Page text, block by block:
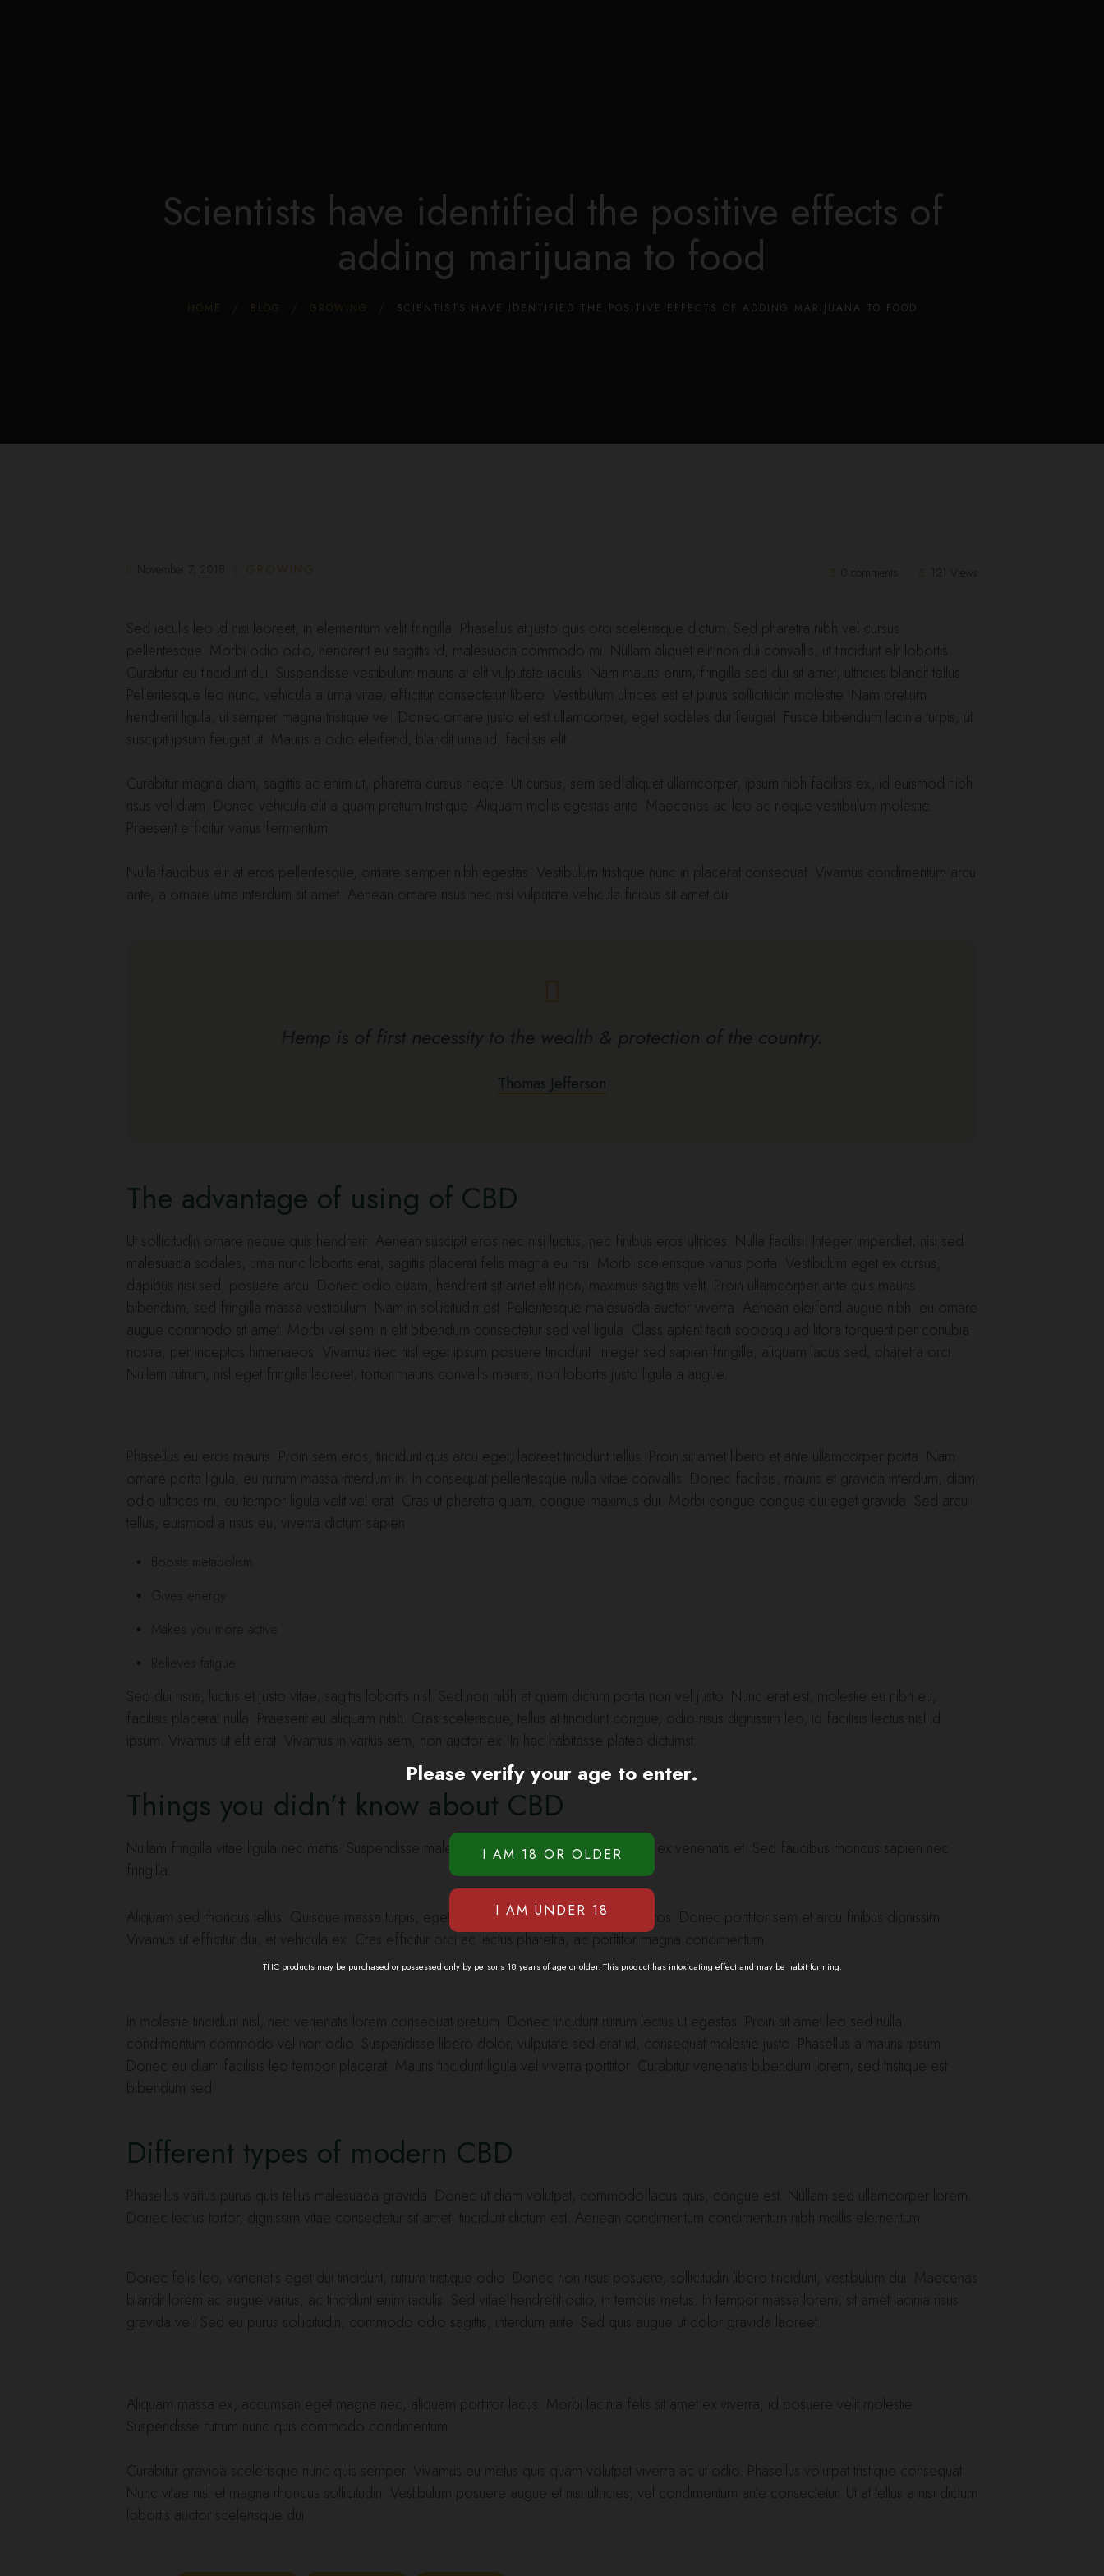
Scientists have identified the positive effects of
adding marijuana to food
HOME BLOG GROWING SCIENTISTS HAVE IDENTIFIED THE POSITIVE EFFECTS OF ADDING MARIJUANA TO FOOD
November 7, 2018 GROWING 0 comments 121 Views
Sed iaculis leo id nisi laoreet, in elementum velit fringilla. Phasellus at justo quis orci scelerisque dictum. Sed pharetra nibh vel cursus
pellentesque. Morbi odio odio, hendrerit eu sagittis id, malesuada commodo mi. Nullam aliquet elit non dui convallis, ut tincidunt elit lobortis.
Curabitur eu tincidunt dui. Suspendisse vestibulum mauris at elit vulputate iaculis. Nam mauris enim, fringilla sed dui sit amet, ultricies blandit tellus.
Pellentesque leo nunc, vehicula a urna vitae, efficitur consectetur libero. Vestibulum ultrices est et purus sollicitudin molestie. Nam pretium
hendrerit ligula, ut semper magna tristique vel. Donec ornare justo et est ullamcorper, eget sodales dui feugiat. Fusce bibendum lacinia turpis, ut
suscipit ipsum feugiat ut. Mauris a odio eleifend, blandit urna id, facilisis elit.
Curabitur magna diam, sagittis ac enim ut, pharetra cursus neque. Ut cursus, sem sed aliquet ullamcorper, ipsum nibh facilisis ex, id euismod nibh
risus vel diam. Donec vehicula elit a quam pretium tristique. Aliquam mollis egestas ante. Maecenas ac leo ac neque vestibulum molestie.
Praesent efficitur varius fermentum.
Nulla faucibus elit at eros pellentesque, ornare semper nibh egestas. Vestibulum tristique nunc in placerat consequat. Vivamus condimentum arcu
ante, a ornare urna interdum sit amet. Aenean ornare risus nec nisi vulputate vehicula finibus sit amet dui.
Thomas Jefferson
The advantage of using of CBD
Ut sollicitudin ornare neque quis hendrerit. Aenean suscipit eros nec nisi luctus, nec finibus eros ultrices. Nulla facilisi. Integer imperdiet, nisi sed
malesuada sodales, urna nunc lobortis erat, sagittis placerat felis magna eu nisi. Morbi scelerisque varius porta. Vestibulum eget ex cursus,
dapibus nisi sed, posuere arcu. Donec odio quam, hendrerit sit amet elit non, maximus sagittis velit. Proin ullamcorper ante quis mauris
bibendum, sed fringilla massa vestibulum. Nam in sollicitudin est. Pellentesque malesuada auctor viverra. Aenean eleifend augue nibh, eu ornare
augue commodo sit amet. Morbi vel sem in elit bibendum consectetur sed vel ligula. Class aptent taciti sociosqu ad litora torquent per conubia
nostra, per inceptos himenaeos. Vivamus nec nisl eget ipsum posuere tincidunt. Integer sed sapien fringilla, aliquam lacus sed, pharetra orci.
Nullam rutrum, nisl eget fringilla laoreet, tortor mauris convallis mauris, non lobortis justo ligula a augue.
Phasellus eu eros mauris. Proin sem eros, tincidunt quis arcu eget, laoreet tincidunt tellus. Proin sit amet libero et ante ullamcorper porta. Nam
ornare porta ligula, eu rutrum massa interdum in. In consequat pellentesque nulla vitae convallis. Donec facilisis, mauris et gravida interdum, diam
odio ultrices mi, eu tempor ligula velit vel erat. Cras ut pharetra quam, congue maximus dui. Morbi congue congue dui eget gravida. Sed arcu
tellus, euismod a risus eu, viverra dictum sapien.
Boosts metabolism
Gives energy
Makes you more active
Relieves fatigue
Sed dui risus, luctus et justo vitae, sagittis lobortis nisl. Sed non nibh at quam dictum porta non vel justo. Nunc erat est, molestie eu nibh eu,
facilisis placerat nulla. Praesent eu aliquam nibh. Cras scelerisque, tellus at tincidunt congue, odio risus dignissim leo, id facilisis lectus nisl id
ipsum. Vivamus ut elit erat. Vivamus in varius sem, non auctor ex. In hac habitasse platea dictumst.
Things you didn’t know about CBD
Nullam fringilla vitae ligula nec mattis. Suspendisse malesuada porttitor erat, vitae hendrerit ex venenatis et. Sed faucibus rhoncus sapien nec
fringilla.
Aliquam sed rhoncus tellus. Quisque massa turpis, egestas eget luctus vitae, ultrices nec eros. Donec porttitor sem et arcu finibus dignissim.
Vivamus ut efficitur dui, et vehicula ex. Cras efficitur orci ac lectus pharetra, ac porttitor magna condimentum.
In molestie tincidunt nisl, nec venenatis lorem consequat pretium. Donec tincidunt rutrum lectus ut egestas. Proin sit amet leo sed nulla
condimentum commodo vel non odio. Suspendisse libero dolor, vulputate sed erat id, consequat molestie justo. Phasellus a mauris ipsum.
Donec eu diam facilisis leo tempor placerat. Mauris tincidunt ligula vel viverra porttitor. Curabitur venenatis bibendum lorem, sed tristique est
bibendum sed.
Different types of modern CBD
Phasellus varius purus quis tellus malesuada gravida. Donec ut diam volutpat, commodo lacus quis, congue est. Nullam sed ullamcorper lorem.
Donec lectus tortor, dignissim vitae consectetur sit amet, tincidunt dictum est. Aenean condimentum condimentum nibh mollis elementum.
Donec felis leo, venenatis eget dui tincidunt, rutrum tristique odio. Donec non risus posuere, sollicitudin libero tincidunt, vestibulum dui. Maecenas
blandit lorem ac augue varius, ac tincidunt enim iaculis. Sed vitae hendrerit odio, in tempus metus. In tempor massa lorem, sit amet lacinia risus
gravida vel. Sed eu purus sollicitudin, commodo odio sagittis, interdum ante. Sed quis augue ut dolor gravida laoreet.
Aliquam massa ex, accumsan eget magna nec, aliquam porttitor lacus. Morbi lacinia felis sit amet ex viverra, id posuere velit molestie.
Suspendisse rutrum nunc quis commodo condimentum.
Curabitur gravida scelerisque nunc quis semper. Vivamus eu metus quis quam volutpat viverra ac ut odio. Phasellus volutpat tristique consequat.
Nunc vitae nisl et magna rhoncus sollicitudin. Vestibulum posuere augue et nisi ultricies, vel condimentum ante consectetur. Ut at tellus a nisi dictum
lobortis auctor scelerisque dui.
Please verify your age to enter.
THC products may be purchased or possessed only by persons 18 years of age or older. This product has intoxicating effect and may be habit forming.